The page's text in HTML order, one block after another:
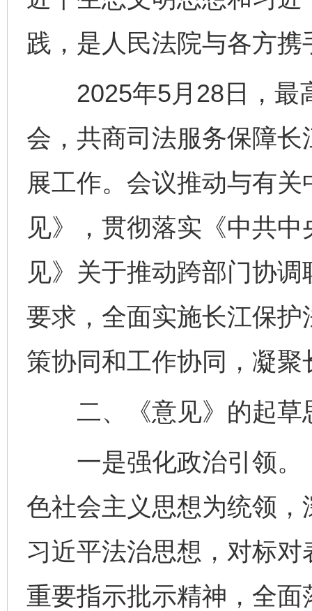
践，是人民法院与各方
2025年5月28日，最
会，共商司法服务保障
展工作。会议推动与有
见》，贯彻落实《中共
见》关于推动跨部门协
要求，全面实施长江保
策协同和工作协同，凝
二、《意见》的起草
一是强化政治引领。
色社会主义思想为统领
习近平法治思想，对标
重要指示批示精神，全